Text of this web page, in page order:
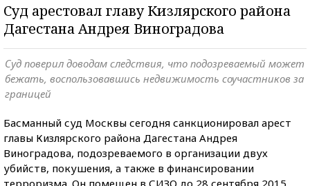
Суд арестовал главу Кизлярского района
Дагестана Андрея Виноградова
Суд поверил доводам следствия, что подозреваемый может
бежать, воспользовавшись недвижимость соучастников за
границей
Басманный суд Москвы сегодня санкционировал арест
главы Кизлярского района Дагестана Андрея
Виноградова, подозреваемого в организации двух
убийств, покушения, а также в финансировании
терроризма. Он помещен в СИЗО до 28 сентября 2015